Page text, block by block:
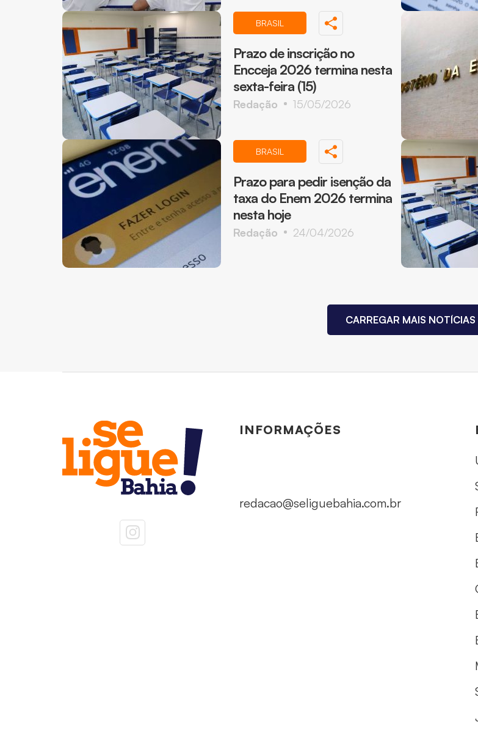
BRASIL
Prazo de inscrição no
Encceja 2026 termina nesta
sexta-feira (15)
Redação 15/05/2026
BRASIL
Prazo para pedir isenção da
taxa do Enem 2026 termina
nesta hoje
Redação 24/04/2026
CARREGAR MAIS NOTÍCIAS
INFORMAÇÕES
redacao@seliguebahia.com.br